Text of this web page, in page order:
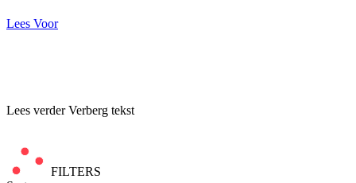
Lees Voor
Lees verderVerberg tekst
FILTERS